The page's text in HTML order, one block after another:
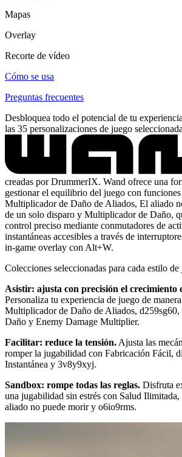
Mapas
Overlay
Recorte de vídeo
Cómo se usa
Preguntas frecuentes
Desbloquea todo el potencial de tu
las 35 personalizaciones de juego
creadas por DrummerIX. Wand ofrece una
gestionar el equilibrio del juego con
Multiplicador de Daño de Aliados, El aliado
de un solo disparo y Multiplicador de Daño,
control preciso mediante conmutadores de
instantáneas accesibles a través de
in-game overlay con Alt+W.
Colecciones seleccionadas para cada estilo de
Asistir: ajusta con precisión el crecimiento
Personaliza tu experiencia de juego de
Multiplicador de Daño de Aliados,
Daño y Enemy Damage Multiplier.
Facilitar: reduce la tensión. Ajusta las
romper la jugabilidad con Fabricación Fácil,
Instantánea y 3v8y9xyj.
Sandbox: rompe todas las reglas. Disfruta
una jugabilidad sin estrés con Salud
aliado no puede morir y o6io9rms.